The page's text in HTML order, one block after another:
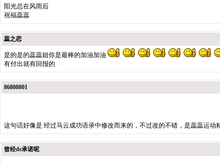
阳光总在风雨后
祝福蕊蕊
蕊之恋
是的是的蕊蕊姐你是最棒的加油加油
有付出就有回报的
86808801
这句话好像是 经过马云成功语录中修改而来的，不过改的不错，是蕊蕊运动
曾经de承诺呢